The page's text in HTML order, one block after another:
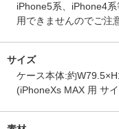
iPhone5系、iPhone4
用できませんのでご注
サイズ
ケース本体:約
(iPhoneXs MAX 用 サ